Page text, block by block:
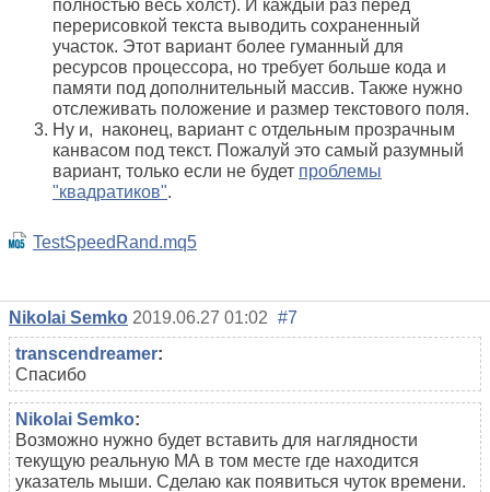
полностью весь холст). И каждый раз перед
перерисовкой текста выводить сохраненный
участок. Этот вариант более гуманный для
ресурсов процессора, но требует больше кода и
памяти под дополнительный массив. Также нужно
отслеживать положение и размер текстового поля.
Ну и, наконец, вариант с отдельным прозрачным
канвасом под текст. Пожалуй это самый разумный
вариант, только если не будет проблемы
"квадратиков".
TestSpeedRand.mq5
Nikolai Semko 2019.06.27 01:02 #7
transcendreamer:
Спасибо
Nikolai Semko:
Возможно нужно будет вставить для наглядности
текущую реальную МА в том месте где находится
указатель мыши. Сделаю как появиться чуток времени.